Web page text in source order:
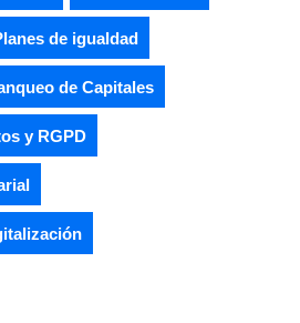
de igualdad
de Capitales
y RGPD